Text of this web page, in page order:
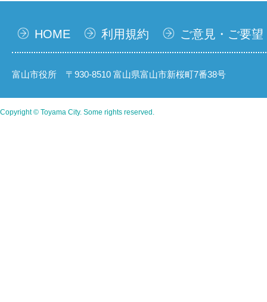
HOME 利用規約 ご意見・ご要望
富山市役所 〒930-8510 富山県富山市新桜町7番38号
Copyright © Toyama City. Some rights reserved.